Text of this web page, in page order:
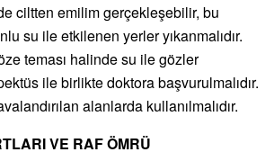
ciltten emilim gerçekleşebilir, bu
su ile etkilenen yerler yıkanmalıdır.
teması halinde su ile gözler
ile birlikte doktora başvurulmalıdır.
alanlarda kullanılmalıdır.
VE RAF ÖMRÜ